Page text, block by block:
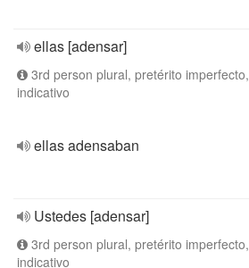
ellas [adensar]
3rd person plural, pretérito imperfecto,
indicativo
ellas adensaban
Ustedes [adensar]
3rd person plural, pretérito imperfecto,
indicativo